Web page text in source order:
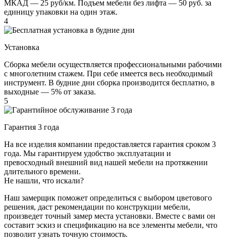
МКАД — 25 руб/км. Подъем мебели без лифта — 50 руб. за
единицу упаковки на один этаж.
4
Установка
Сборка мебели осуществляется профессиональными рабочими
с многолетним стажем. При себе имеется весь необходимый
инструмент. В будние дни сборка производится бесплатно, в
выходные — 5% от заказа.
5
Гарантия 3 года
На все изделия компании предоставляется гарантия сроком 3
года. Мы гарантируем удобство эксплуатации и
превосходный внешний вид нашей мебели на протяжении
длительного времени.
Не нашли, что искали?
Наш замерщик поможет определиться с выбором цветового
решения, даст рекомендации по конструкции мебели,
произведет точный замер места установки. Вместе с вами он
составит эскиз и спецификацию на все элементы мебели, что
позволит узнать точную стоимость.